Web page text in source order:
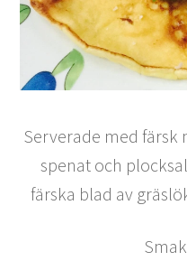
Serverade med färsk
spenat och
färska blad av